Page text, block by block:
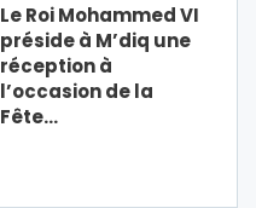
Le Roi Mohammed VI
préside à M’diq une
réception à
l’occasion de la
Fête…